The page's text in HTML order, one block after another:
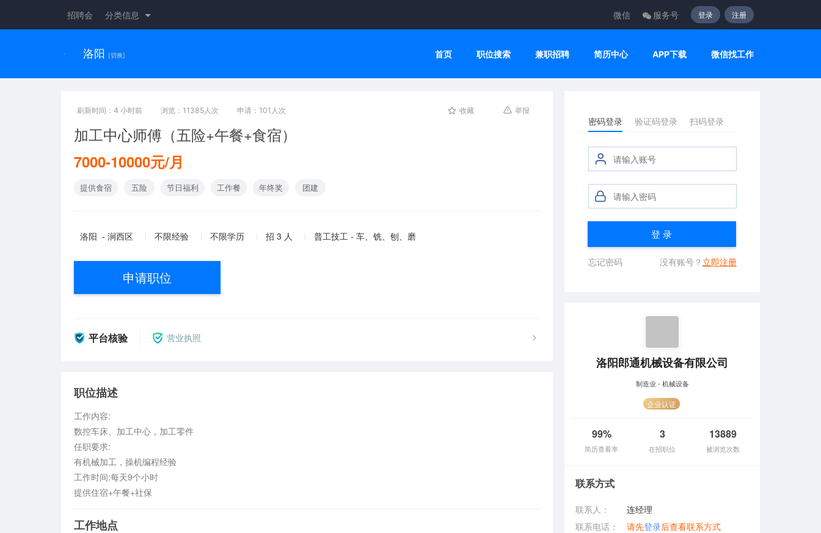
招聘会 分类信息 微信 服务号 登录 注册
洛阳 [切换] 首页 职位搜索 兼职招聘 简历中心 APP下载 微信找工作
刷新时间：4 小时前 浏览：11385人次 申请：101人次 收藏 举报
加工中心师傅（五险+午餐+食宿）
7000-10000元/月
提供食宿 五险 节日福利 工作餐 年终奖 团建
洛阳 - 涧西区 不限经验 不限学历 招 3 人 普工技工 - 车、铣、刨、磨
申请职位
平台核验 营业执照
职位描述
工作内容:
数控车床、加工中心，加工零件
任职要求:
有机械加工，操机编程经验
工作时间:每天9个小时
提供住宿+午餐+社保
工作地点
密码登录 验证码登录 扫码登录
登 录
忘记密码 没有账号？ 立即注册
洛阳郎通机械设备有限公司
制造业 - 机械设备
企业认证
99%
简历查看率
3
在招职位
13889
被浏览次数
联系方式
联系人：
连经理
联系电话：
请先登录后查看联系方式